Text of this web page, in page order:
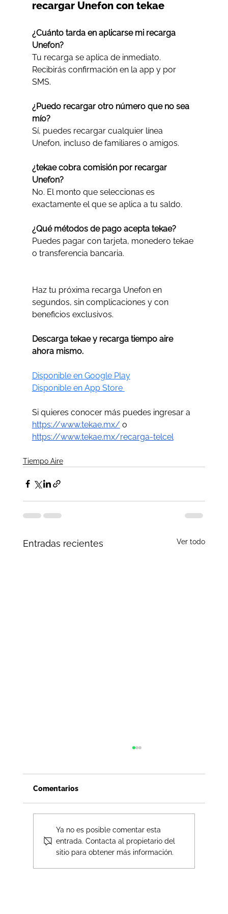
recargar Unefon con tekae
¿Cuánto tarda en aplicarse mi recarga
Unefon?
Tu recarga se aplica de inmediato.
Recibirás confirmación en la app y por
SMS.
¿Puedo recargar otro número que no sea
mío?
Sí, puedes recargar cualquier línea
Unefon, incluso de familiares o amigos.
¿tekae cobra comisión por recargar
Unefon?
No. El monto que seleccionas es
exactamente el que se aplica a tu saldo.
¿Qué métodos de pago acepta tekae?
Puedes pagar con tarjeta, monedero tekae
o transferencia bancaria.
Haz tu próxima recarga Unefon en
segundos, sin complicaciones y con
beneficios exclusivos.
Descarga tekae y recarga tiempo aire
ahora mismo.
Disponible en Google Play
Disponible en App Store
Si quieres conocer más puedes ingresar a
https://www.tekae.mx/ o
https://www.tekae.mx/recarga-telcel
Tiempo Aire
Entradas recientes Ver todo
Recarga saldo Bait fácil y rápido con
Comentarios
Ya no es posible comentar esta
entrada. Contacta al propietario del
sitio para obtener más información.